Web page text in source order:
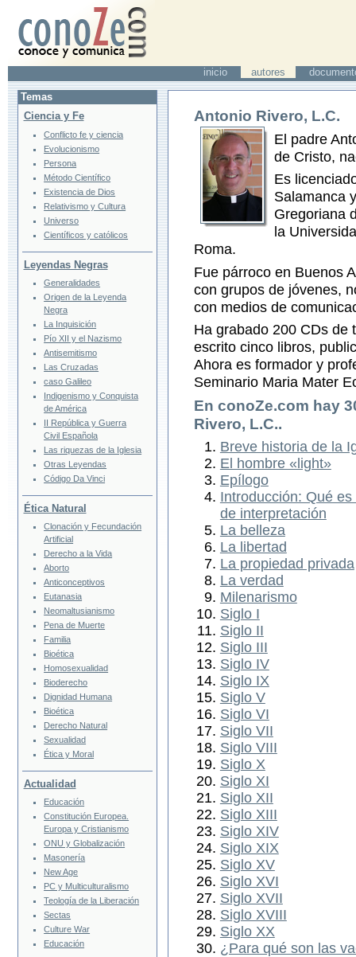
inicio autores
Antonio Rivero, L.C.
El padre
de Cristo,
Es
Salamanca
Gregoriana
la
Roma.
Fue párroco en Buenos
con grupos de jóvenes,
con medios de
Ha grabado 200 CDs de
escrito cinco libros,
Ahora es formador y
Seminario Maria Mater
En conoZe.com hay
Rivero, L.C..
Breve historia de la
El hombre «light»
Epílogo
Introducción: Qué
de interpretación
La belleza
La libertad
La propiedad privada
La verdad
Milenarismo
Siglo I
Siglo II
Siglo III
Siglo IV
Siglo IX
Siglo V
Siglo VI
Siglo VII
Siglo VIII
Siglo X
Siglo XI
Siglo XII
Siglo XIII
Siglo XIV
Siglo XIX
Siglo XV
Siglo XVI
Siglo XVII
Siglo XVIII
Siglo XX
¿Para qué son las
Temas
Ciencia y Fe
Conflicto fe y ciencia
Evolucionismo
Persona
Método Científico
Existencia de Dios
Relativismo y Cultura
Universo
Científicos y católicos
Leyendas Negras
Generalidades
Origen de la Leyenda
Negra
La Inquisición
Pío XII y el Nazismo
Antisemitismo
Las Cruzadas
caso Galileo
Indigenismo y Conquista
de América
II República y Guerra
Civil Española
Las riquezas de la Iglesia
Otras Leyendas
Código Da Vinci
Ética Natural
Clonación y Fecundación
Artificial
Derecho a la Vida
Aborto
Anticonceptivos
Eutanasia
Neomaltusianismo
Pena de Muerte
Familia
Bioética
Homosexualidad
Bioderecho
Dignidad Humana
Bioética
Derecho Natural
Sexualidad
Ética y Moral
Actualidad
Educación
Constitución Europea.
Europa y Cristianismo
ONU y Globalización
Masonería
New Age
PC y Multiculturalismo
Teología de la Liberación
Sectas
Culture War
Educación